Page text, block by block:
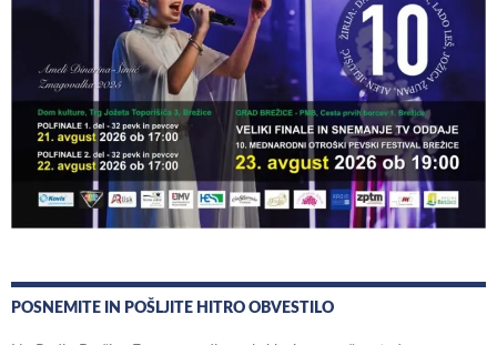
POSNEMITE IN POŠLJITE HITRO OBVESTILO